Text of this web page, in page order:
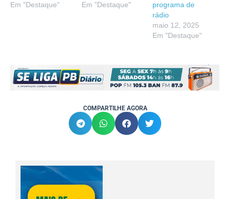
Em "Destaque"
Em "Destaque"
programa de
rádio
maio 12, 2025
Em "Destaque"
COMPARTILHE AGORA